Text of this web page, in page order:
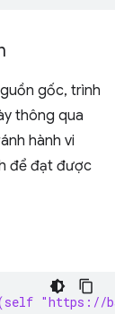
gốc, trình
thông qua
hành vi
để đạt được
"https://